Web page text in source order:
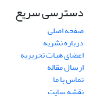
دسترسی سریع
صفحه اصلی
درباره نشریه
اعضای هیات تحریریه
ارسال مقاله
تماس با ما
نقشه سایت